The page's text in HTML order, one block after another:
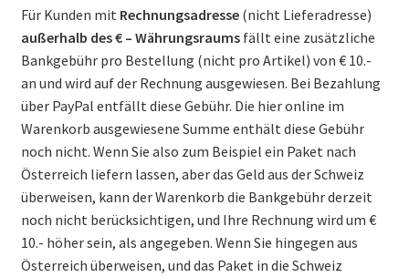
On Iron
More
Contact
Deutsch (Sie)
English (UK)
Für Kunden mit Rechnungsadresse(nicht Lieferadresse)
außerhalb des € – Währungsraumsfällt eine zusätzliche
Bankgebühr pro Bestellung (nicht pro Artikel) von € 10.-
an und wird auf der Rechnung ausgewiesen. Bei Bezahlung
über PayPal entfällt diese Gebühr. Die hier online im
Warenkorb ausgewiesene Summe enthält diese Gebühr
noch nicht. Wenn Sie also zum Beispiel ein Paket nach
Österreich liefern lassen, aber das Geld aus der Schweiz
überweisen, kann der Warenkorb die Bankgebühr derzeit
noch nicht berücksichtigen, und Ihre Rechnung wird um €
10.- höher sein, als angegeben. Wenn Sie hingegen aus
Österreich überweisen, und das Paket in die Schweiz